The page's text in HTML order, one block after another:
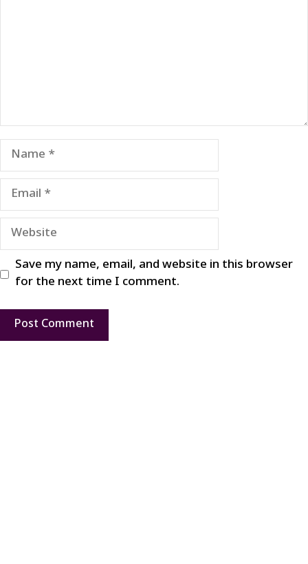
Name
Email
Website
Save my name, email, and website in this browser
for the next time I comment.